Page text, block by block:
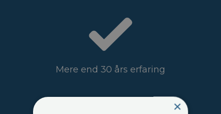
Mere end 30 års erfaring
×